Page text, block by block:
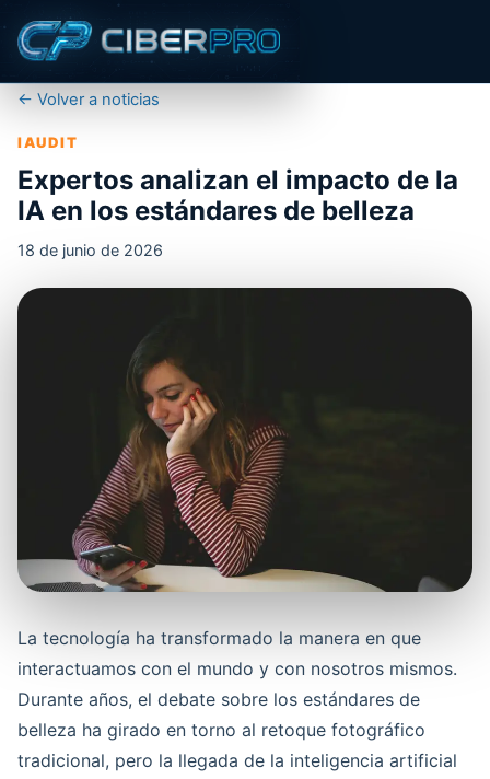
← Volver a noticias
IAUDIT
Expertos analizan el impacto de la
IA en los estándares de belleza
18 de junio de 2026
La tecnología ha transformado la manera en que
interactuamos con el mundo y con nosotros mismos.
Durante años, el debate sobre los estándares de
belleza ha girado en torno al retoque fotográfico
tradicional, pero la llegada de la inteligencia artificial